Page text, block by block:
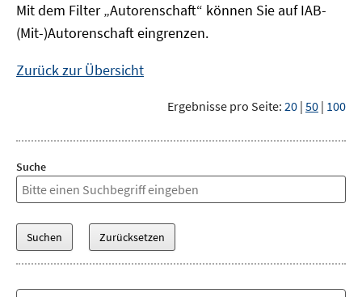
Mit dem Filter „Autorenschaft“ können Sie auf IAB-
(Mit-)Autorenschaft eingrenzen.
Zurück zur Übersicht
Ergebnisse pro Seite: 20 | 50 | 100
Suche